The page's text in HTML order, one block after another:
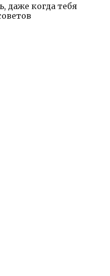
даже когда тебя